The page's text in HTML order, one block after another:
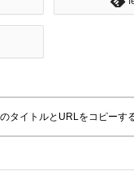
タイトルとURLをコピーす